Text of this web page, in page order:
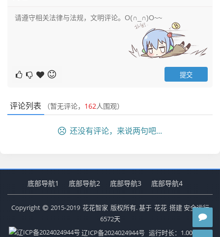
评论列表 （暂无评论， 162人围观）
还没有评论，来说两句吧...
底部导航1 底部导航2 底部导航3 底部导航4
Copyright 2015-2019 花花智家 版权所有. 基于 花花 搭建 安全运行
6572天
辽ICP备2024024944号 运行时长：1.001秒 查